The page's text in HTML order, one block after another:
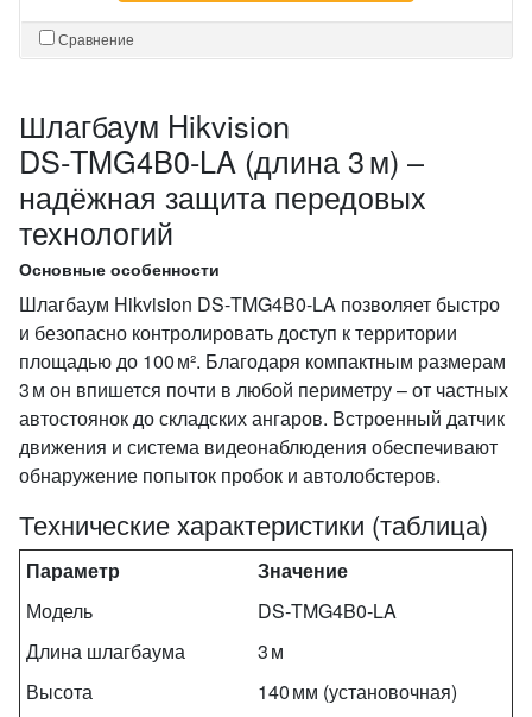
Сравнение
Шлагбаум Hikvision
DS‑TMG4B0‑LA (длина 3 м) –
надёжная защита передовых
технологий
Основные особенности
Шлагбаум Hikvision DS‑TMG4B0‑LA позволяет быстро
и безопасно контролировать доступ к территории
площадью до 100 м². Благодаря компактным размерам
3 м он впишется почти в любой периметру – от частных
автостоянок до складских ангаров. Встроенный датчик
движения и система видеонаблюдения обеспечивают
обнаружение попыток пробок и автолобстеров.
Технические характеристики (таблица)
Параметр
Значение
Модель
DS‑TMG4B0‑LA
Длина шлагбаума
3 м
Высота
140 мм (установочная)